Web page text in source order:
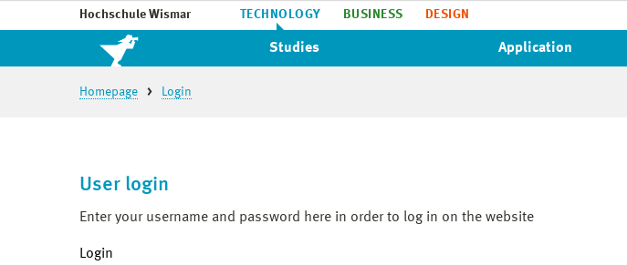
Hochschule Wismar TECHNOLOGY BUSINESS DESIGN
Studies Application
Homepage Login
User login
Enter your username and password here in order to log in on the website
Login